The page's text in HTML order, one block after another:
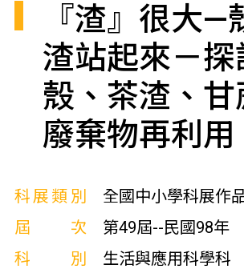
『渣』很大—
渣站起來－探
殼、茶渣、
廢棄物再利用
科展類別
全國中小學科展作
屆次
第49屆--民國98年
科別
生活與應用科學科